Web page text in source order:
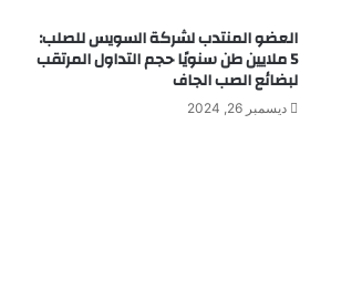
العضو المنتدب لشركة السويس للصلب:
5 ملايين طن سنويًا حجم التداول المرتقب
لبضائع الصب الجاف
ديسمبر 26, 2024